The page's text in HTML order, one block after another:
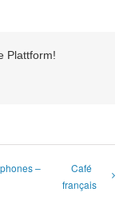
Plattform!
–
Café
français